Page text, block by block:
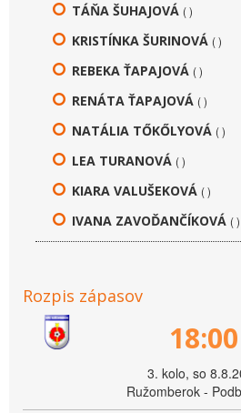
TÁŇA ŠUHAJOVÁ ( )
KRISTÍNKA ŠURINOVÁ ( )
REBEKA ŤAPAJOVÁ ( )
RENÁTA ŤAPAJOVÁ ( )
NATÁLIA TŐKŐLYOVÁ ( )
LEA TURANOVÁ ( )
KIARA VALUŠEKOVÁ ( )
IVANA ZAVOĎANČÍKOVÁ ( )
Rozpis zápasov
18:00
3. kolo, so
Ružomberok -